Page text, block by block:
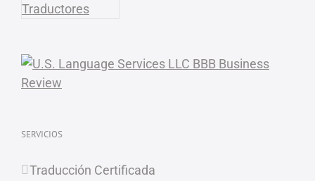
SERVICIOS
Traducción Certificada